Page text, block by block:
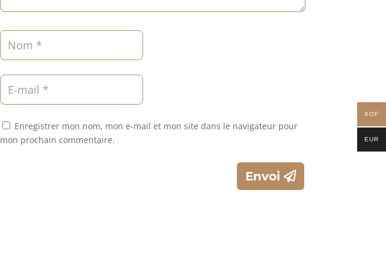
Enregistrer mon nom, mon e-mail et mon site dans le navigateur pour
mon prochain commentaire.
Envoi
XOF
EUR